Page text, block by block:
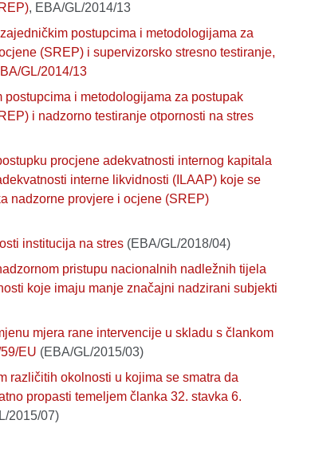
, EBA/GL/2014/13
postupcima i metodologijama za
(SREP) i supervizorsko stresno testiranje,
GL/2014/13
i metodologijama za postupak
i nadzorno testiranje otpornosti na stres
procjene adekvatnosti internog kapitala
interne likvidnosti (ILAAP) koje se
nadzorne provjere i ocjene (SREP)
institucija na stres (EBA/GL/2018/04)
pristupu nacionalnih nadležnih tijela
koje imaju manje značajni nadzirani subjekti
mjera rane intervencije u skladu s člankom
EU (EBA/GL/2015/03)
različitih okolnosti u kojima se smatra da
propasti temeljem članka 32. stavka 6.
2015/07)